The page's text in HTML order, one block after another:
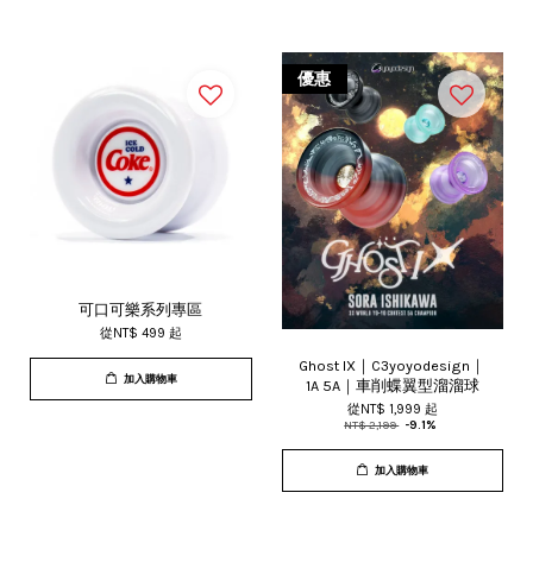
可口可樂系列專區
從NT$ 499 起
加入購物車
優惠
Ghost IX｜C3yoyodesign｜
1A 5A｜車削蝶翼型溜溜球
從NT$ 1,999 起
NT$ 2,199 -9.1%
加入購物車